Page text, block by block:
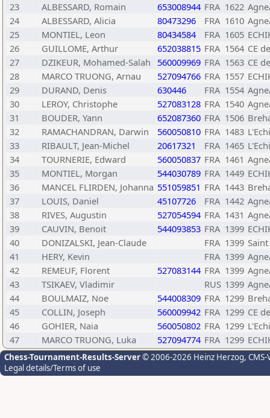
23
ALBESSARD, Romain 653008944 FRA 1622
24
ALBESSARD, Alicia 80473296 FRA 1610
25
MONTIEL, Leon 80434584 FRA 1605
26
GUILLOME, Arthur 652038815 FRA 1564 CE
27
DZIKEUR, Mohamed-Salah 560009969 FRA 1563 CE
28
MARCO TRUONG, Arnau 527094766 FRA 1557
29
DURAND, Denis 630446 FRA 1554
30
LEROY, Christophe 527083128 FRA 1540
31
BOUDER, Yann 652087360 FRA 1506
32
RAMACHANDRAN, Darwin 560050810 FRA 1483
33
RIBAULT, Jean-Michel 20617321 FRA 1465
34
TOURNERIE, Edward 560050837 FRA 1461
35
MONTIEL, Morgan 544030789 FRA 1449
36
MANCEL FLIRDEN, Johanna 551059851 FRA 1443
37
LOUIS, Daniel 45107726 FRA 1442
38
RIVES, Augustin 527054594 FRA 1431
39
CAUVIN, Benoit 544093853 FRA 1399
40
DONIZALSKI, Jean-Claude FRA 1399
41
HERY, Kevin FRA 1399
42
REMEUF, Florent 527083144 FRA 1399
43
TSIKAEV, Vladimir RUS 1399
44
BOULMAIZ, Noe 544008309 FRA 1299
45
COLLIN, Joseph 560009942 FRA 1299 CE
46
GOHIER, Naia 560050802 FRA 1299
47
MARCO TRUONG, Luka 527094774 FRA 1299
Chess-Tournament-Results-Server© 2006-2026 Heinz Herzog,
Legal details/Terms of use